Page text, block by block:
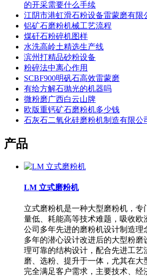
的开采需要什么手续
江阴市港虹滑石粉设备雷蒙磨有限
铝矿石磨粉机械工艺流程
煤矸石粉碎机图样
水洗高岭土精选生产线
滨州打精品砂粉设备
粉碎法中离心作用
SCBF900明矾石高效雷蒙磨
有给方解石抛光的机器吗
微粉磨广西白云山牌
欧版重钙矿石磨粉机多少钱
石灰石二氧化硅磨粉机制造有限公
产品
LM 立式磨粉机
立式磨粉机是一种大型磨粉机，专
量低、耗能高等技术难题，吸收欧
公司多年先进的磨粉机设计制造理
多年的潜心设计改进后的大型粉磨
理可靠的结构设计，配合先进工艺
磨、选粉、提升于一体，尤其在大
完全满足客户需求，主要技术、经